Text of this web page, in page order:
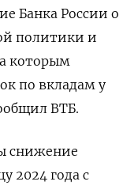
Банка России о
политики и
которым
по вкладам у
ВТБ.
снижение
2024 года с